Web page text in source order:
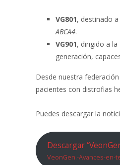
VG801, destinado
ABCA4.
VG901, dirigido a
generación,
Desde nuestra
pacientes con distrofias
Puedes descargar la
Descargar
VeonGen.-Avances-en-